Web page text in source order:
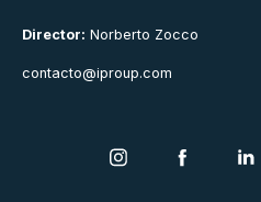
Director: Norberto Zocco
contacto@iproup.com